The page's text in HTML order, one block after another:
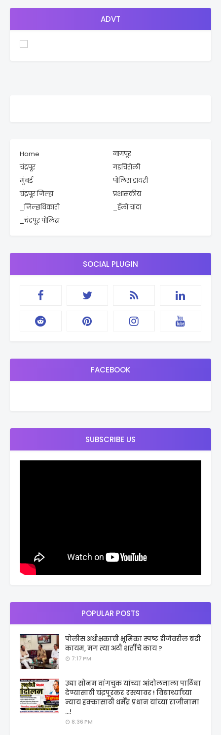
ADVT
Home
नागपूर
चंद्रपूर
गडचिरोली
मुंबई
पोलिस डायरी
चंद्रपूर जिल्हा
प्रशासकीय
_जिल्हाधिकारी
_हॅलो चांदा
_चंद्रपूर पोलिस
SOCIAL PLUGIN
FACEBOOK
SUBSCRIBE US
POPULAR POSTS
पोलीस अधीक्षकांची भूमिका स्पष्ट डीजेवरील बंदी
कायम, मग त्या अटी शर्तीचे काय ?
7:17 PM
उद्या सोनम वांगचुक यांच्या आंदोलनाला पाठिंबा
देण्यासाठी चंद्रपूरकर रस्त्यावर ! विद्यार्थ्यांच्या
न्याय हक्कासाठी धर्मेंद्र प्रधान यांच्या राजीनामा
...!
8:36 PM